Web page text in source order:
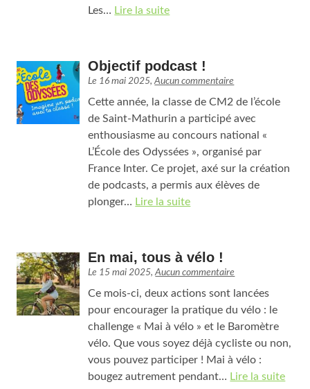
Les… Lire la suite
Objectif podcast !
Le 16 mai 2025,Aucun commentaire
Cette année, la classe de CM2 de l’école
de Saint-Mathurin a participé avec
enthousiasme au concours national «
L’École des Odyssées », organisé par
France Inter. Ce projet, axé sur la création
de podcasts, a permis aux élèves de
plonger… Lire la suite
En mai, tous à vélo !
Le 15 mai 2025,Aucun commentaire
Ce mois-ci, deux actions sont lancées
pour encourager la pratique du vélo : le
challenge « Mai à vélo » et le Baromètre
vélo. Que vous soyez déjà cycliste ou non,
vous pouvez participer ! Mai à vélo :
bougez autrement pendant… Lire la suite